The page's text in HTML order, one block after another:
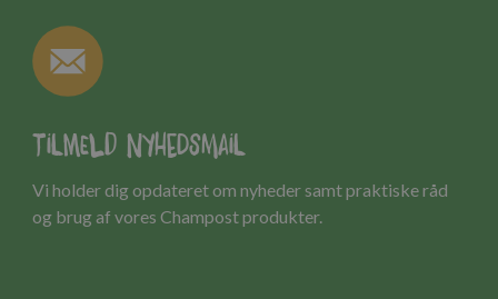
Tilmeld nyhedsmail
Vi holder dig opdateret om nyheder samt praktiske råd
og brug af vores Champost produkter.